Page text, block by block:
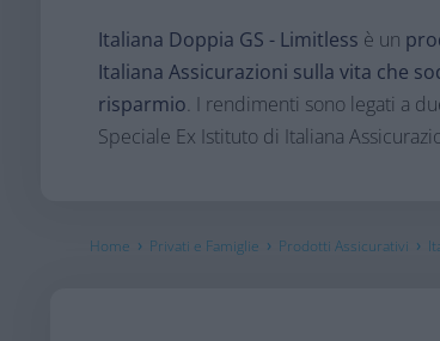
Italiana Doppia GS - Limitless è un
Italiana Assicurazioni sulla vita che
risparmio. I rendimenti sono legati a
Speciale Ex Istituto di Italiana
Home › Privati e Famiglie › Prodotti Assicurativi ›